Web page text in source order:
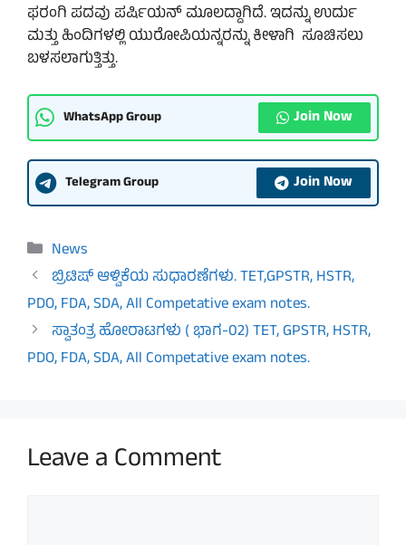
ಫರಂಗಿ ಪದವು ಪರ್ಷಿಯನ್ ಮೂಲದ್ದಾಗಿದೆ. ಇದನ್ನು ಉರ್ದು
ಮತ್ತು ಹಿಂದಿಗಳಲ್ಲಿ ಯುರೋಪಿಯನ್ನರನ್ನು ಕೀಳಾಗಿ ಸೂಚಿಸಲು
ಬಳಸಲಾಗುತ್ತಿತ್ತು.
WhatsApp Group Join Now
Telegram Group Join Now
Categories
News
ಬ್ರಿಟಿಷ್ ಆಳ್ವಿಕೆಯ ಸುಧಾರಣೆಗಳು. TET,GPSTR, HSTR,
PDO, FDA, SDA, All Competative exam notes.
ಸ್ವಾತಂತ್ರ ಹೋರಾಟಗಳು ( ಭಾಗ-02) TET, GPSTR, HSTR,
PDO, FDA, SDA, All Competative exam notes.
Leave a Comment